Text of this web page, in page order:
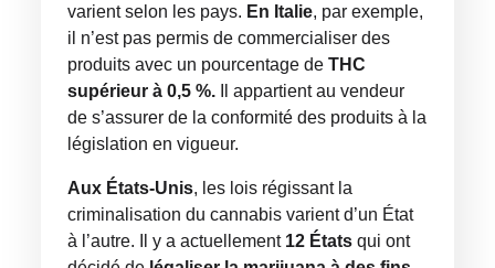
varient selon les pays. En Italie, par exemple,
il n’est pas permis de commercialiser des
produits avec un pourcentage deTHC
supérieur à 0,5 %. Il appartient au vendeur
de s’assurer de la conformité des produits à la
législation en vigueur.
Aux États-Unis, les lois régissant la
criminalisation du cannabis varient d’un État
à l’autre. Il y a actuellement 12 États qui ont